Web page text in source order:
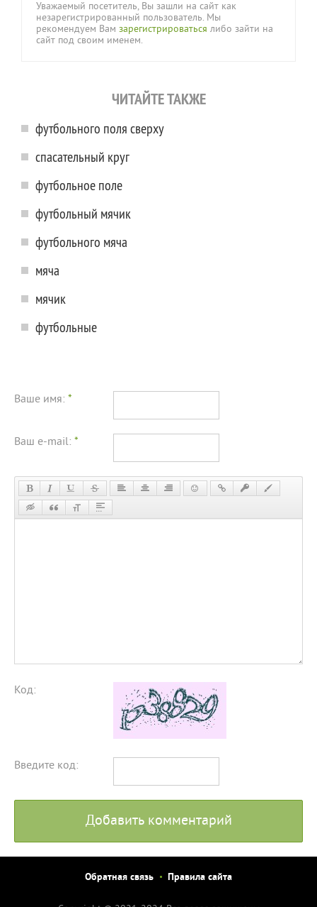
Уважаемый посетитель, Вы зашли на сайт как
незарегистрированный пользователь. Мы
рекомендуем Вам зарегистрироваться либо зайти на
сайт под своим именем.
ЧИТАЙТЕ ТАКЖЕ
футбольного поля сверху
спасательный круг
футбольное поле
футбольный мячик
футбольного мяча
мяча
мячик
футбольные
Ваше имя: *
Ваш e-mail: *
Код:
Введите код:
Добавить комментарий
Обратная связь Правила сайта